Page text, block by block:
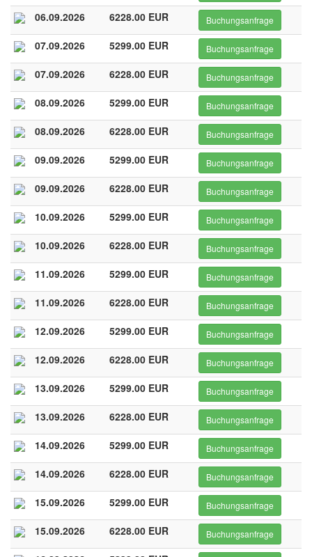
06.09.2026 6228.00 EUR Buchungsanfrage
07.09.2026 5299.00 EUR Buchungsanfrage
07.09.2026 6228.00 EUR Buchungsanfrage
08.09.2026 5299.00 EUR Buchungsanfrage
08.09.2026 6228.00 EUR Buchungsanfrage
09.09.2026 5299.00 EUR Buchungsanfrage
09.09.2026 6228.00 EUR Buchungsanfrage
10.09.2026 5299.00 EUR Buchungsanfrage
10.09.2026 6228.00 EUR Buchungsanfrage
11.09.2026 5299.00 EUR Buchungsanfrage
11.09.2026 6228.00 EUR Buchungsanfrage
12.09.2026 5299.00 EUR Buchungsanfrage
12.09.2026 6228.00 EUR Buchungsanfrage
13.09.2026 5299.00 EUR Buchungsanfrage
13.09.2026 6228.00 EUR Buchungsanfrage
14.09.2026 5299.00 EUR Buchungsanfrage
14.09.2026 6228.00 EUR Buchungsanfrage
15.09.2026 5299.00 EUR Buchungsanfrage
15.09.2026 6228.00 EUR Buchungsanfrage